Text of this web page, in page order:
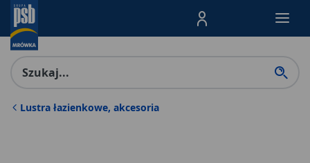
Menu Produktów,
Lustra łazienkowe, akcesoria